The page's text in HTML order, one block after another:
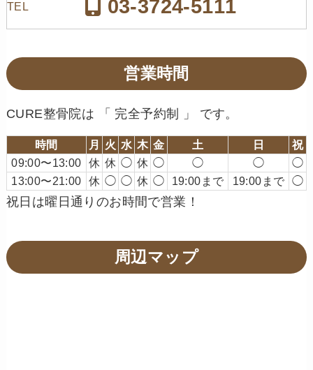
TEL 03-3724-5111
営業時間
CURE整骨院は 「 完全予約制 」 です。
時間 月 火 水 木 金 土 日
祝
09:00〜13:00
休 休 ◯ 休 ◯ ◯ ◯
◯
13:00〜21:00
休 ◯ ◯ 休 ◯ 19:00まで 19:00まで ◯
祝日は曜日通りのお時間で営業！
周辺マップ